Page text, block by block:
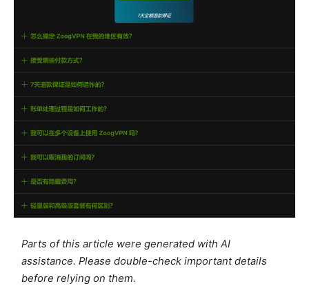
Parts of this article were generated with AI
assistance. Please double-check important details
before relying on them.